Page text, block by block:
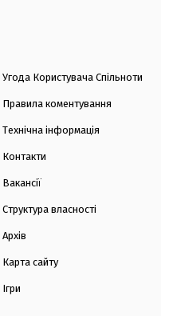
Угода Користувача Спільноти
Правила коментування
Технічна інформація
Контакти
Вакансії
Структура власності
Архів
Карта сайту
Ігри